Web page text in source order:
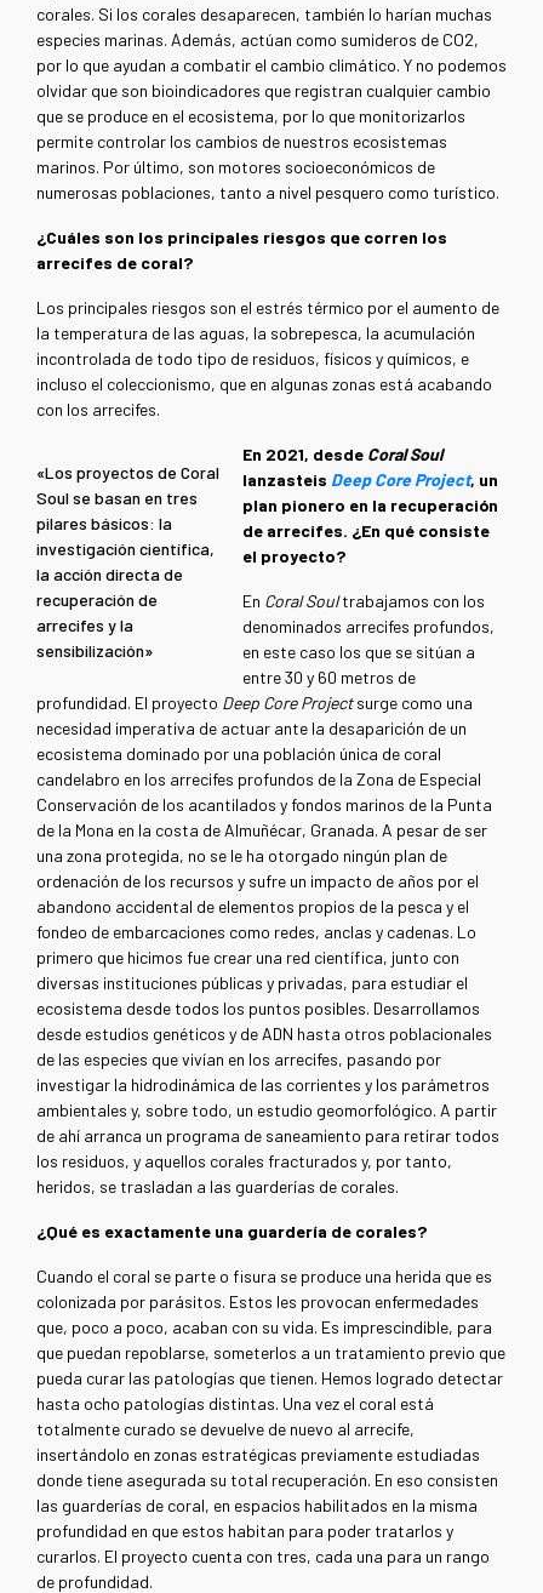
corales. Si los corales desaparecen, también lo harían muchas
especies marinas. Además, actúan como sumideros de CO2,
por lo que ayudan a combatir el cambio climático. Y no podemos
olvidar que son bioindicadores que registran cualquier cambio
que se produce en el ecosistema, por lo que monitorizarlos
permite controlar los cambios de nuestros ecosistemas
marinos. Por último, son motores socioeconómicos de
numerosas poblaciones, tanto a nivel pesquero como turístico.
¿Cuáles son los principales riesgos que corren los
arrecifes de coral?
Los principales riesgos son el estrés térmico por el aumento de
la temperatura de las aguas, la sobrepesca, la acumulación
incontrolada de todo tipo de residuos, físicos y químicos, e
incluso el coleccionismo, que en algunas zonas está acabando
con los arrecifes.
«Los proyectos de Coral
Soul se basan en tres
pilares básicos: la
investigación científica,
la acción directa de
recuperación de
arrecifes y la
sensibilización»
En 2021, desde Coral Soul
lanzasteis Deep Core Project, un
plan pionero en la recuperación
de arrecifes. ¿En qué consiste
el proyecto?
En Coral Soultrabajamos con los
denominados arrecifes profundos,
en este caso los que se sitúan a
entre 30 y 60 metros de
profundidad. El proyecto Deep Core Projectsurge como una
necesidad imperativa de actuar ante la desaparición de un
ecosistema dominado por una población única de coral
candelabro en los arrecifes profundos de la Zona de Especial
Conservación de los acantilados y fondos marinos de la Punta
de la Mona en la costa de Almuñécar, Granada. A pesar de ser
una zona protegida, no se le ha otorgado ningún plan de
ordenación de los recursos y sufre un impacto de años por el
abandono accidental de elementos propios de la pesca y el
fondeo de embarcaciones como redes, anclas y cadenas. Lo
primero que hicimos fue crear una red científica, junto con
diversas instituciones públicas y privadas, para estudiar el
ecosistema desde todos los puntos posibles. Desarrollamos
desde estudios genéticos y de ADN hasta otros poblacionales
de las especies que vivían en los arrecifes, pasando por
investigar la hidrodinámica de las corrientes y los parámetros
ambientales y, sobre todo, un estudio geomorfológico. A partir
de ahí arranca un programa de saneamiento para retirar todos
los residuos, y aquellos corales fracturados y, por tanto,
heridos, se trasladan a las guarderías de corales.
¿Qué es exactamente una guardería de corales?
Cuando el coral se parte o fisura se produce una herida que es
colonizada por parásitos. Estos les provocan enfermedades
que, poco a poco, acaban con su vida. Es imprescindible, para
que puedan repoblarse, someterlos a un tratamiento previo que
pueda curar las patologías que tienen. Hemos logrado detectar
hasta ocho patologías distintas. Una vez el coral está
totalmente curado se devuelve de nuevo al arrecife,
insertándolo en zonas estratégicas previamente estudiadas
donde tiene asegurada su total recuperación. En eso consisten
las guarderías de coral, en espacios habilitados en la misma
profundidad en que estos habitan para poder tratarlos y
curarlos. El proyecto cuenta con tres, cada una para un rango
de profundidad.